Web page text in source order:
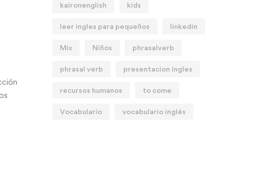
Siempre activokaironenglish kids
leer ingles para pequeños linkedin
Mix Niños phrasalverb
phrasal verb presentacion ingles
recursos humanos to come
Vocabulario vocabulario inglés